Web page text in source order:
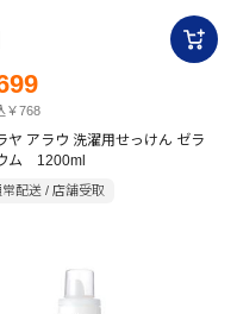
￥768
ヤ アラウ 洗濯用せっけん ゼラ
ム 1200ml
常配送 / 店舗受取